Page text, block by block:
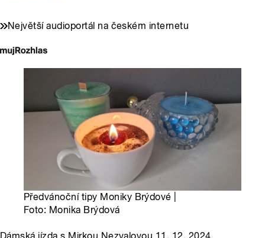
Největší audioportál na českém internetu
Předvánoční tipy Moniky Brýdové |
Foto: Monika Brýdová